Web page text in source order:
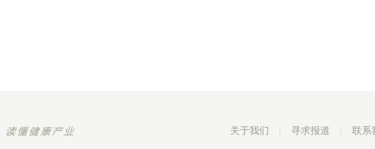
关于我们 寻求报道 联系